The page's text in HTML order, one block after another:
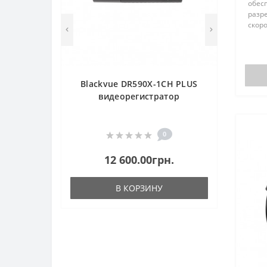
Blackvue DR590X-1CH PLUS
видеорегистратор
0
12 600.00грн.
В КОРЗИНУ